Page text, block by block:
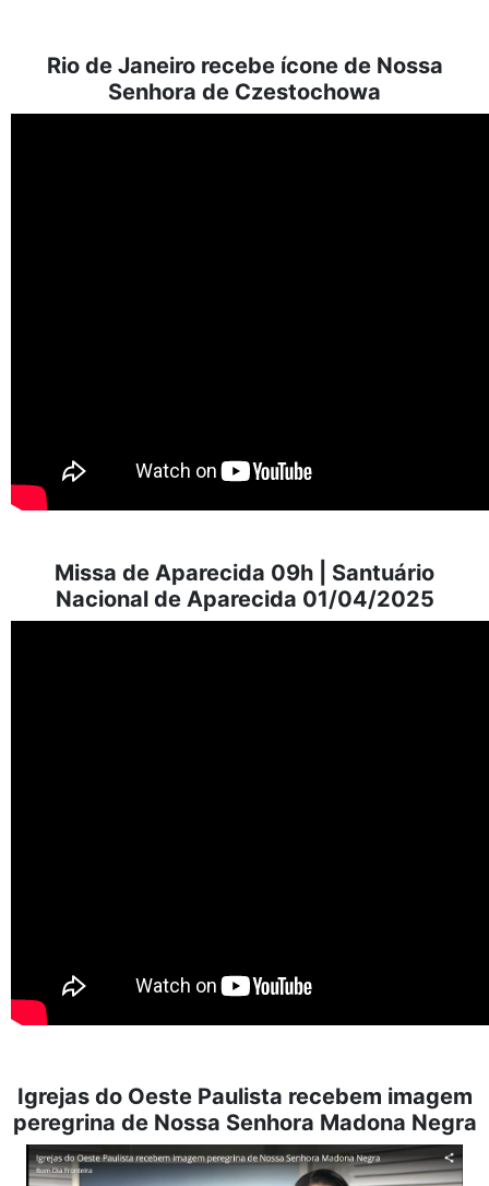
Rio de Janeiro recebe ícone de Nossa
Senhora de Czestochowa
Missa de Aparecida 09h | Santuário
Nacional de Aparecida 01/04/2025
Igrejas do Oeste Paulista recebem imagem
peregrina de Nossa Senhora Madona Negra